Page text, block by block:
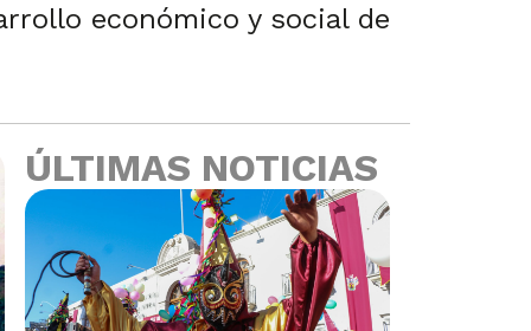
económico y social de
ÚLTIMAS NOTICIAS